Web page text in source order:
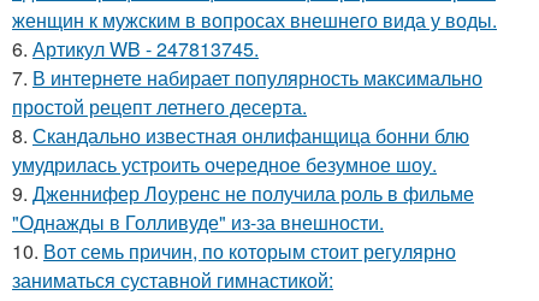
женщин к мужским в вопросах внешнего вида у воды.
6. Артикул WB - 247813745.
7. В интернете набирает популярность максимально
простой рецепт летнего десерта.
8. Скандально известная онлифанщица бонни блю
умудрилась устроить очередное безумное шоу.
9. Дженнифер Лоуренс не получила роль в фильме
"Однажды в Голливуде" из-за внешности.
10. Вот семь причин, по которым стоит регулярно
заниматься суставной гимнастикой: